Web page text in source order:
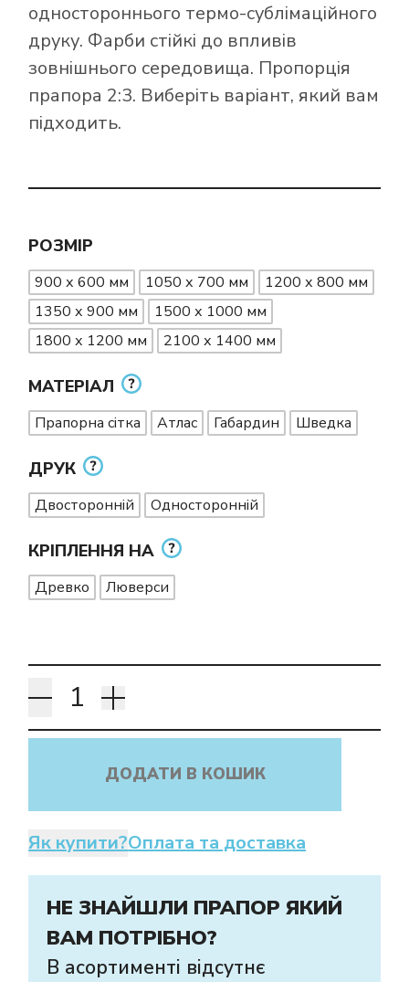
одностороннього термо-сублімаційного
друку. Фарби стійкі до впливів
зовнішнього середовища. Пропорція
прапора 2:3. Виберіть варіант, який вам
підходить.
РОЗМІР
900 х 600 мм 1050 х 700 мм
1200 х 800 мм
1350 х 900 мм
1500 х 1000 мм
1800 х 1200 мм
2100 х 1400 мм
МАТЕРІАЛ
Прапорна сітка Атлас Габардин Шведка
ДРУК
Двосторонній Односторонній
КРІПЛЕННЯ НА
Древко Люверси
ДОДАТИ В КОШИК
Як купити?Оплата та доставка
НЕ ЗНАЙШЛИ ПРАПОР ЯКИЙ
ВАМ ПОТРІБНО?
В асортименті відсутнє